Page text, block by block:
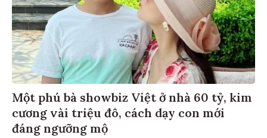
Một phú bà showbiz Việt ở nhà 60 tỷ, kim
cương vài triệu đô, cách dạy con mới
đáng ngưỡng mộ